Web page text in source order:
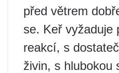
před větrem
se. Keř vyžaduje
reakcí, s
živin, s hlubokou